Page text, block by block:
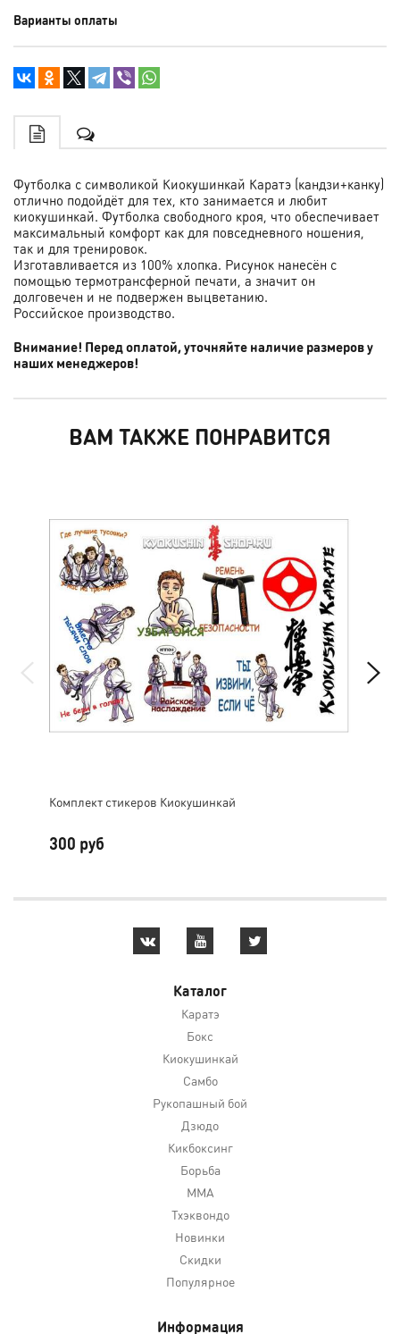
Варианты оплаты
Футболка с символикой Киокушинкай Каратэ (кандзи+канку)
отлично подойдёт для тех, кто занимается и любит
киокушинкай. Футболка свободного кроя, что обеспечивает
максимальный комфорт как для повседневного ношения,
так и для тренировок.
Изготавливается из 100% хлопка. Рисунок нанесён с
помощью термотрансферной печати, а значит он
долговечен и не подвержен выцветанию.
Российское производство.
Внимание! Перед оплатой, уточняйте наличие размеров у
наших менеджеров!
ВАМ ТАКЖЕ ПОНРАВИТСЯ
Комплект стикеров Киокушинкай
300 руб
Каталог
Каратэ
Бокс
Киокушинкай
Самбо
Рукопашный бой
Дзюдо
Кикбоксинг
Борьба
MMA
Тхэквондо
Новинки
Скидки
Популярное
Информация